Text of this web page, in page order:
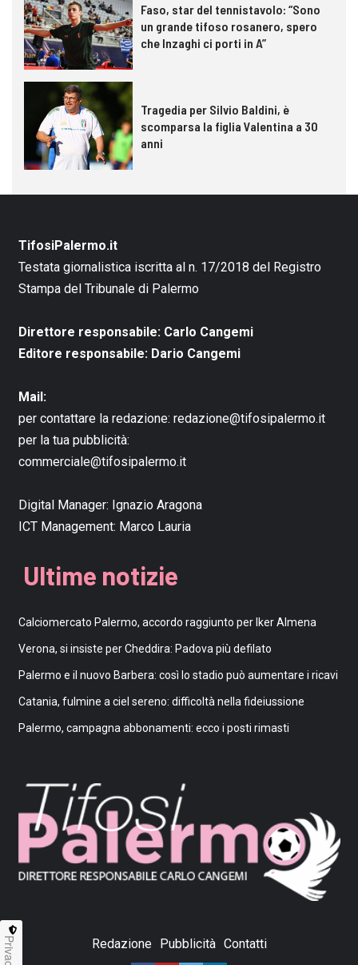
Faso, star del tennistavolo: “Sono
un grande tifoso rosanero, spero
che Inzaghi ci porti in A”
Tragedia per Silvio Baldini, è
scomparsa la figlia Valentina a 30
anni
TifosiPalermo.it
Testata giornalistica iscritta al n. 17/2018 del Registro
Stampa del Tribunale di Palermo
Direttore responsabile: Carlo Cangemi
Editore responsabile: Dario Cangemi
Mail:
per contattare la redazione: redazione@tifosipalermo.it
per la tua pubblicità:
commerciale@tifosipalermo.it
Digital Manager: Ignazio Aragona
ICT Management: Marco Lauria
Ultime notizie
Calciomercato Palermo, accordo raggiunto per Iker Almena
Verona, si insiste per Cheddira: Padova più defilato
Palermo e il nuovo Barbera: così lo stadio può aumentare i ricavi
Catania, fulmine a ciel sereno: difficoltà nella fideiussione
Palermo, campagna abbonamenti: ecco i posti rimasti
Redazione Pubblicità Contatti
Privacy